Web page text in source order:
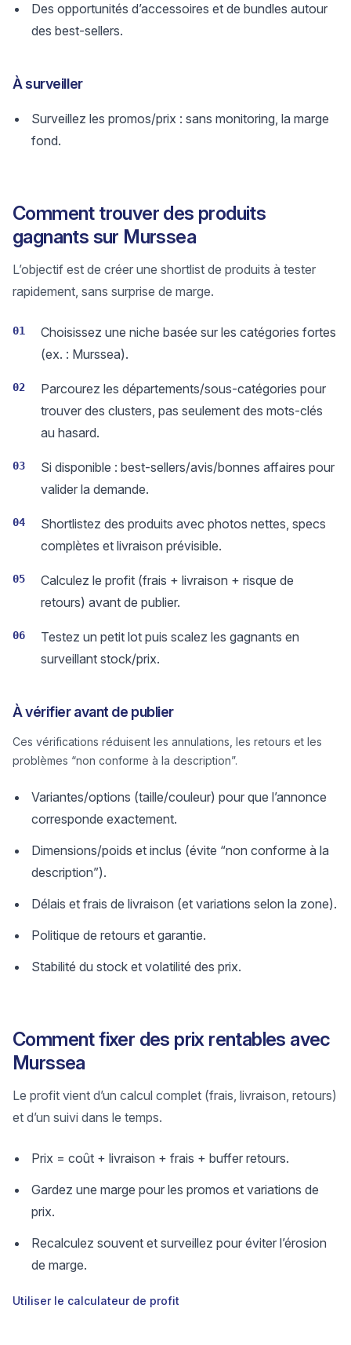
Des opportunités d’accessoires et de bundles autour
des best-sellers.
À surveiller
Surveillez les promos/prix : sans monitoring, la marge
fond.
Comment trouver des produits
gagnants sur Murssea
L’objectif est de créer une shortlist de produits à tester
rapidement, sans surprise de marge.
01
Choisissez une niche basée sur les catégories fortes
(ex. : Murssea).
02
Parcourez les départements/sous-catégories pour
trouver des clusters, pas seulement des mots-clés
au hasard.
03
Si disponible : best-sellers/avis/bonnes affaires pour
valider la demande.
04
Shortlistez des produits avec photos nettes, specs
complètes et livraison prévisible.
05
Calculez le profit (frais + livraison + risque de
retours) avant de publier.
06
Testez un petit lot puis scalez les gagnants en
surveillant stock/prix.
À vérifier avant de publier
Ces vérifications réduisent les annulations, les retours et les
problèmes “non conforme à la description”.
Variantes/options (taille/couleur) pour que l’annonce
corresponde exactement.
Dimensions/poids et inclus (évite “non conforme à la
description”).
Délais et frais de livraison (et variations selon la zone).
Politique de retours et garantie.
Stabilité du stock et volatilité des prix.
Comment fixer des prix rentables avec
Murssea
Le profit vient d’un calcul complet (frais, livraison, retours)
et d’un suivi dans le temps.
Prix = coût + livraison + frais + buffer retours.
Gardez une marge pour les promos et variations de
prix.
Recalculez souvent et surveillez pour éviter l’érosion
de marge.
Utiliser le calculateur de profit